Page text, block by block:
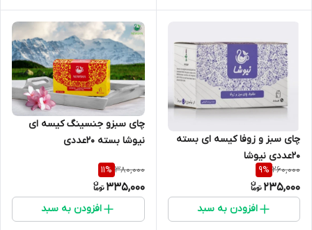
چای سبز و زوفا کیسه ای بسته
20عددی نیوشا
260,000
9%
235,000
افزودن به سبد
چای سبزو جنسینگ کیسه ای
نیوشا بسته 20عددی
380,000
11%
335,000
افزودن به سبد